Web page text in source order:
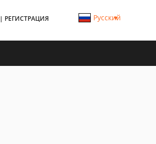
| РЕГИСТРАЦИЯ Русский